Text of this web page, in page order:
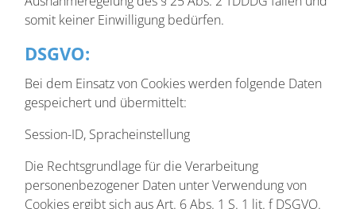
somit keiner Einwilligung bedürfen.
DSGVO:
Bei dem Einsatz von Cookies werden folgende Daten
gespeichert und übermittelt:
Session-ID, Spracheinstellung
Die Rechtsgrundlage für die Verarbeitung
personenbezogener Daten unter Verwendung von
Cookies ergibt sich aus Art. 6 Abs. 1 S. 1 lit. f DSGVO.